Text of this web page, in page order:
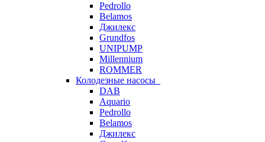
Pedrollo
Belamos
Джилекс
Grundfos
UNIPUMP
Millennium
ROMMER
Колодезные насосы
DAB
Aquario
Pedrollo
Belamos
Джилекс